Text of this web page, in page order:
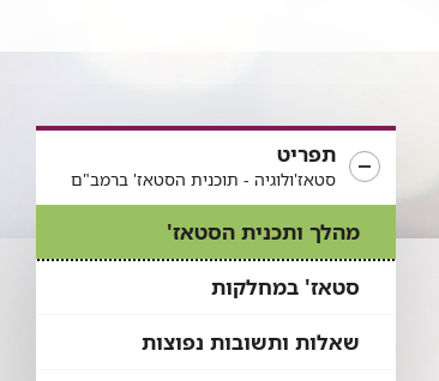
תפריט
סטאז'ולוגיה - תוכנית הסטאז' ברמב"ם
מהלך ותכנית הסטאז'
סטאז' במחלקות
שאלות ותשובות נפוצות